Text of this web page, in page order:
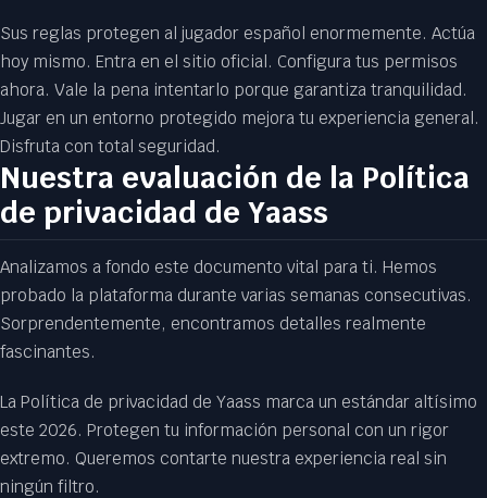
Sus reglas protegen al jugador español enormemente. Actúa
hoy mismo. Entra en el sitio oficial. Configura tus permisos
ahora. Vale la pena intentarlo porque garantiza tranquilidad.
Jugar en un entorno protegido mejora tu experiencia general.
Disfruta con total seguridad.
Nuestra evaluación de la Política
de privacidad de Yaass
Analizamos a fondo este documento vital para ti. Hemos
probado la plataforma durante varias semanas consecutivas.
Sorprendentemente, encontramos detalles realmente
fascinantes.
La Política de privacidad de Yaass marca un estándar altísimo
este 2026. Protegen tu información personal con un rigor
extremo. Queremos contarte nuestra experiencia real sin
ningún filtro.